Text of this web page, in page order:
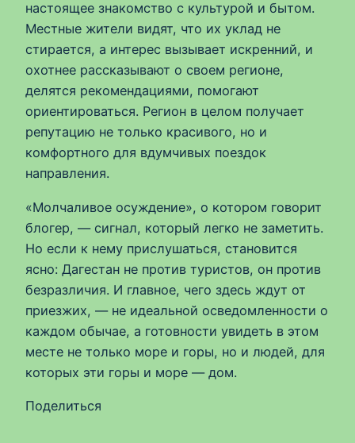
настоящее знакомство с культурой и бытом.
Местные жители видят, что их уклад не
стирается, а интерес вызывает искренний, и
охотнее рассказывают о своем регионе,
делятся рекомендациями, помогают
ориентироваться. Регион в целом получает
репутацию не только красивого, но и
комфортного для вдумчивых поездок
направления.
«Молчаливое осуждение», о котором говорит
блогер, — сигнал, который легко не заметить.
Но если к нему прислушаться, становится
ясно: Дагестан не против туристов, он против
безразличия. И главное, чего здесь ждут от
приезжих, — не идеальной осведомленности о
каждом обычае, а готовности увидеть в этом
месте не только море и горы, но и людей, для
которых эти горы и море — дом.
Поделиться